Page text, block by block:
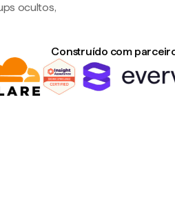
ocultos,
Construído com